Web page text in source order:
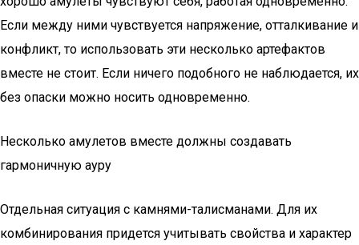
Если между ними чувствуется напряжение, отталкивание и
конфликт, то использовать эти несколько артефактов
вместе не стоит. Если ничего подобного не наблюдается, их
без опаски можно носить одновременно.
Несколько амулетов вместе должны создавать
гармоничную ауру
Отдельная ситуация с камнями-талисманами. Для их
комбинирования придется учитывать свойства и характер